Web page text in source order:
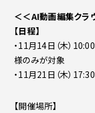
＜＜AI動画編集クラ
【日程】
・11月14日（木）
様のみが対象
・11月21日（木）
【開催場所】